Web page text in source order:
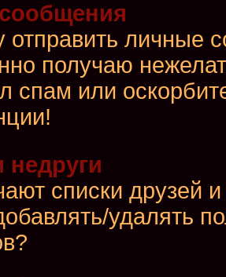
отправить личные
получаю
спам или
недруги
списки друзей
удалять